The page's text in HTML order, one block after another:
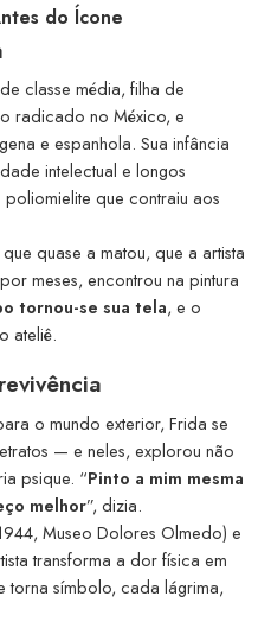
do Ícone
classe média, filha de
radicado no México, e
e espanhola. Sua infância
intelectual e longos
que contraiu aos
quase a matou, que a artista
meses, encontrou na pintura
tornou-se sua tela, e o
ateliê.
o mundo exterior, Frida se
— e neles, explorou não
psique. “Pinto a mim mesma
melhor”, dizia.
Museo Dolores Olmedo) e
transforma a dor física em
torna símbolo, cada lágrima,